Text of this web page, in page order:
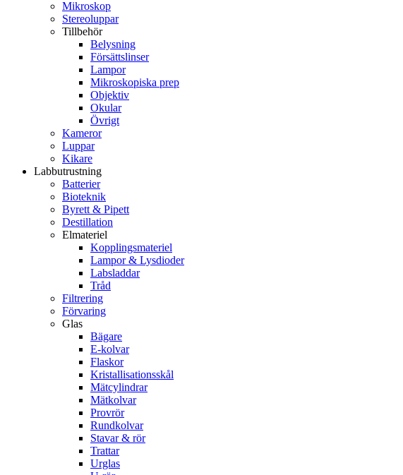
Mikroskop
Stereoluppar
Tillbehör
Belysning
Försättslinser
Lampor
Mikroskopiska prep
Objektiv
Okular
Övrigt
Kameror
Luppar
Kikare
Labbutrustning
Batterier
Bioteknik
Byrett & Pipett
Destillation
Elmateriel
Kopplingsmateriel
Lampor & Lysdioder
Labsladdar
Tråd
Filtrering
Förvaring
Glas
Bägare
E-kolvar
Flaskor
Kristallisationsskål
Mätcylindrar
Mätkolvar
Provrör
Rundkolvar
Stavar & rör
Trattar
Urglas